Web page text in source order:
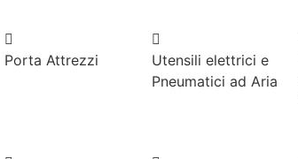
Porta Attrezzi
Utensili elettrici e
Pneumatici ad Aria